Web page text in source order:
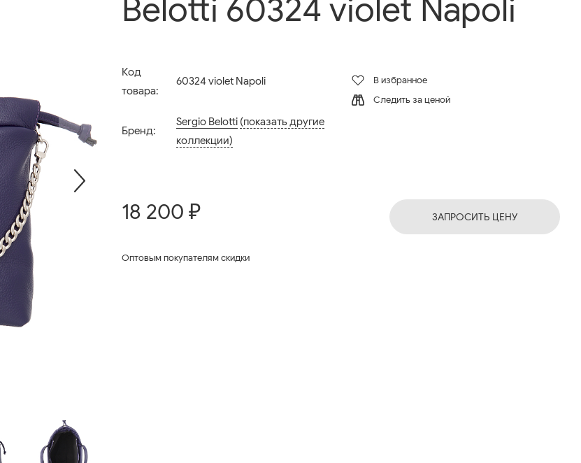
Belotti 60324 violet Napoli
Код
товара:
60324 violet Napoli
Бренд:
Sergio Belotti (показать другие
коллекции)
В избранное
Следить за ценой
18 200 ₽
Оптовым покупателям скидки
ЗАПРОСИТЬ ЦЕНУ